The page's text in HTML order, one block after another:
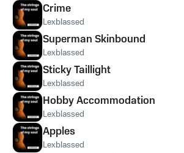
Crime
Lexblassed
Superman Skinbound
Lexblassed
Sticky Taillight
Lexblassed
Hobby Accommodation
Lexblassed
Apples
Lexblassed